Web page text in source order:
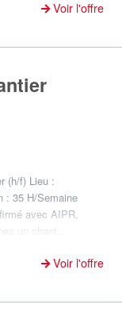
Voir l'offre
(h/f) Lieu :
: 35 H/Semaine
avec AIPR,
un chant...
Voir l'offre